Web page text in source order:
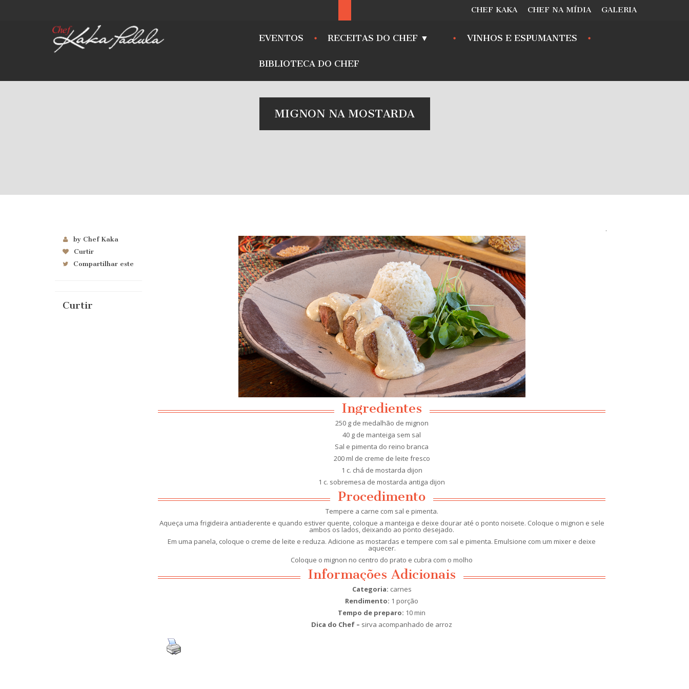
CHEF KAKA CHEF NA MÍDIA GALERIA
EVENTOS RECEITAS DO CHEF ▼ VINHOS E ESPUMANTES
BIBLIOTECA DO CHEF
MIGNON NA MOSTARDA
by Chef Kaka
Curtir
Compartilhar este
Curtir
Ingredientes
250 g de medalhão de mignon
40 g de manteiga sem sal
Sal e pimenta do reino branca
200 ml de creme de leite fresco
1 c. chá de mostarda dijon
1 c. sobremesa de mostarda antiga dijon
Procedimento
Tempere a carne com sal e pimenta.
Aqueça uma frigideira antiaderente e quando estiver quente, coloque a manteiga e deixe dourar até o ponto noisete. Coloque o mignon e sele
ambos os lados, deixando ao ponto desejado.
Em uma panela, coloque o creme de leite e reduza. Adicione as mostardas e tempere com sal e pimenta. Emulsione com um mixer e deixe
aquecer.
Coloque o mignon no centro do prato e cubra com o molho
Informações Adicionais
Categoria: carnes
Rendimento: 1 porção
Tempo de preparo: 10 min
Dica do Chef – sirva acompanhado de arroz
.